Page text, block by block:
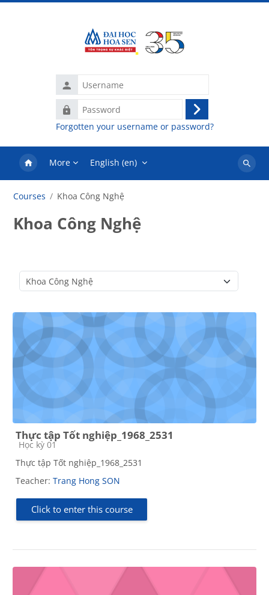
Username
Password
Log
in
Forgotten your username or password?
More English ‎(en)‎
Search
Courses Khoa Công Nghệ
Khoa Công Nghệ
Thực tập Tốt nghiệp_1968_2531
Course category
Học kỳ 01
Thực tập Tốt nghiệp_1968_2531
Teacher: Trang Hong SON
Click to enter this course